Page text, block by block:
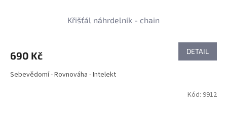
Křišťál náhrdelník - chain
690 Kč DETAIL
Sebevědomí - Rovnováha - Intelekt
Kód: 9912